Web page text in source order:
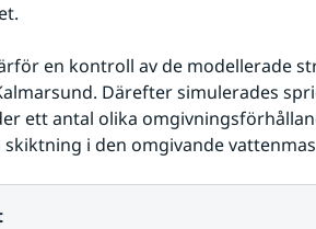
en kontroll av de modellerade
Därefter simulerades
ett antal olika
i den omgivande